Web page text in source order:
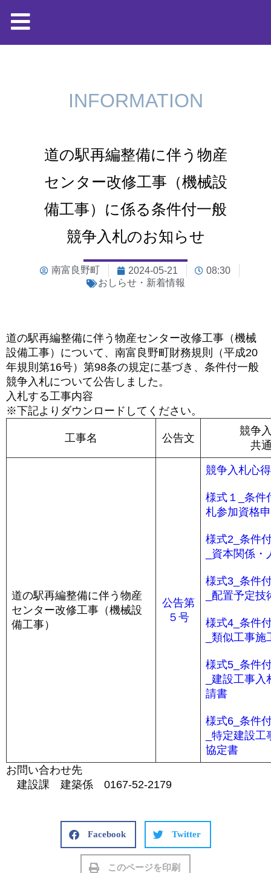
INFORMATION
道の駅再編整備に伴う物産
センター改修工事（機械設
備工事）に係る条件付一般
競争入札のお知らせ
南富良野町 2024-05-21
08:30
おしらせ・新着情報
道の駅再編整備に伴う物産センター改修工事（機械
設備工事）について、南富良野町財務規則（平成20
年規則第16号）第98条の規定に基づき、条件付一般
競争入札について公告しました。
入札する工事内容
※下記よりダウンロードしてください。
工事名 公告文
競争
共
道の駅再編整備に伴う物産
センター改修工事（機械設
備工事）
公告第
５号
競争入札心得
様式１_条件
札参加資格
様式2_条件
_資本関係
様式3_条件
_配置予定
様式4_条件
_類似工事
様式5_条件
_建設工事
請書
様式6_条件
_特定建設
協定書
お問い合わせ先
建設課 建築係 0167-52-2179
Facebook Twitter
このページを印刷